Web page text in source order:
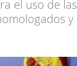
el uso de las
y